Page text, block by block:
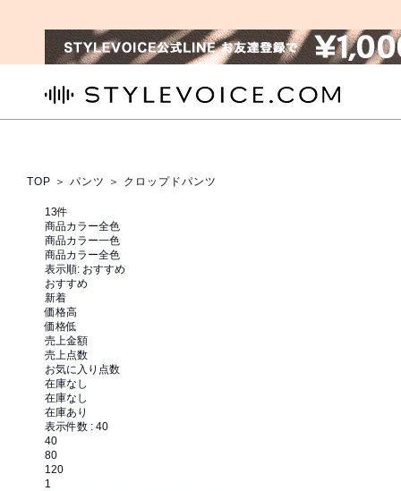
TOP ＞ パンツ ＞ クロップドパンツ
13件
商品カラー全色
商品カラー一色
商品カラー全色
表示順: おすすめ
おすすめ
新着
価格高
価格低
売上金額
売上点数
お気に入り点数
在庫なし
在庫なし
在庫あり
表示件数 : 40
40
80
120
1